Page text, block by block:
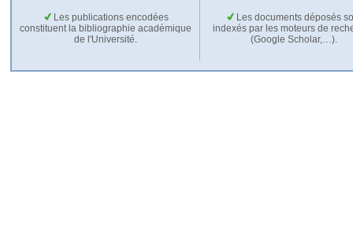
Les publications encodées
constituent la bibliographie académique
de l'Université.
Les documents déposés
indexés par les moteurs de
(Google Scholar,…).